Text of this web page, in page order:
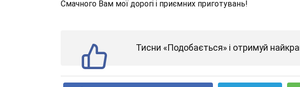
Смачного Вам мої дорогі і приємних приготувань!
Тисни «Подобається» і отримуй